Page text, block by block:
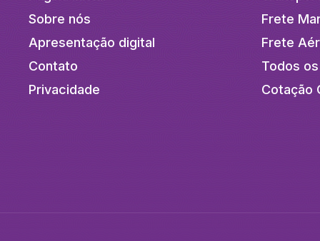
Sobre nós
Apresentação digital
Contato
Privacidade
Frete
Frete
Todos
Cotação